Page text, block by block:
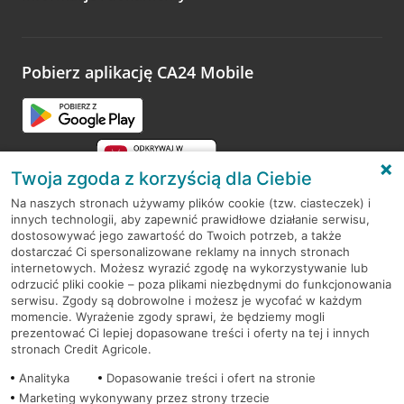
opinie.
Pobierz aplikację CA24 Mobile
RODO
Regulamin serwisu
Mapa serwisu
PolitykaCookies
Twoja zgoda z korzyścią dla Ciebie
Na naszych stronach używamy plików cookie (tzw. ciasteczek) i
innych technologii, aby zapewnić prawidłowe działanie serwisu,
dostosowywać jego zawartość do Twoich potrzeb, a także
dostarczać Ci spersonalizowane reklamy na innych stronach
internetowych. Możesz wyrazić zgodę na wykorzystywanie lub
odrzucić pliki cookie – poza plikami niezbędnymi do funkcjonowania
serwisu. Zgody są dobrowolne i możesz je wycofać w każdym
momencie. Wyrażenie zgody sprawi, że będziemy mogli
prezentować Ci lepiej dopasowane treści i oferty na tej i innych
stronach Credit Agricole.
Analityka
Dopasowanie treści i ofert na stronie
Marketing wykonywany przez strony trzecie